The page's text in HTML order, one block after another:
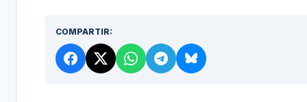
COMPARTIR: